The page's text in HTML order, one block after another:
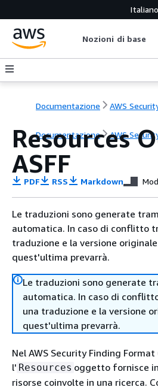
Italiano
Nozioni di base
Documentazione AWS
Documentazione AWS
Resources
ASFF
PDF RSS Markdown
Le traduzioni sono generate
automatica. In caso di conflitto
traduzione e la versione
quest'ultima prevarrà.
Le traduzioni sono generate
automatica. In caso di
una traduzione e la versione
quest'ultima prevarrà.
Nel AWS Security Finding Format
l' Resources oggetto fornisce
risorse coinvolte in una ricerca.